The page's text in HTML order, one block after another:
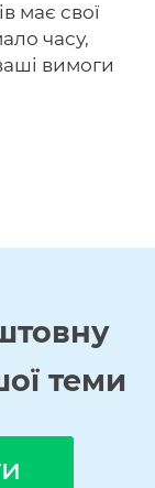
має свої
часу,
вимоги
теми